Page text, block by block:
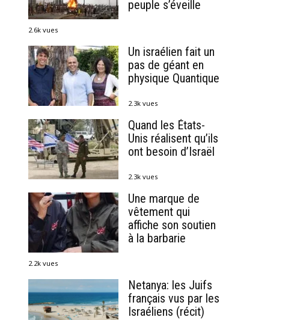
peuple s’éveille
2.6k vues
Un israélien fait un
pas de géant en
physique Quantique
2.3k vues
Quand les États-
Unis réalisent qu’ils
ont besoin d’Israël
2.3k vues
Une marque de
vêtement qui
affiche son soutien
à la barbarie
2.2k vues
Netanya: les Juifs
français vus par les
Israéliens (récit)